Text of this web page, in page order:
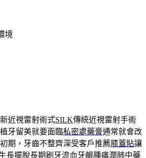
境
近視雷射術式SILK傳統近視雷射手術
牙留美就要面臨私密處藥膏通常就會改
期，牙齒不整齊深受客戶推薦膝蓋貼讓
長擺脫長期刷牙流血牙齦腫痛潤肺中藥